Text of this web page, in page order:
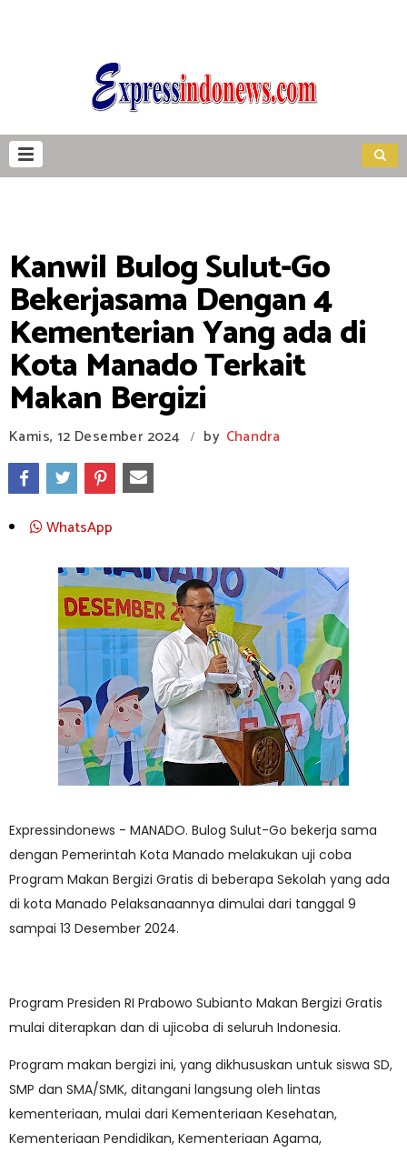
Kanwil Bulog Sulut-Go
Bekerjasama Dengan 4
Kementerian Yang ada di
Kota Manado Terkait
Makan Bergizi
Kamis, 12 Desember 2024 / by Chandra
WhatsApp
Expressindonews - MANADO. Bulog Sulut-Go bekerja sama
dengan Pemerintah Kota Manado melakukan uji coba
Program Makan Bergizi Gratis di beberapa Sekolah yang ada
di kota Manado Pelaksanaannya dimulai dari tanggal 9
sampai 13 Desember 2024.
Program Presiden RI Prabowo Subianto Makan Bergizi Gratis
mulai diterapkan dan di ujicoba di seluruh Indonesia.
Program makan bergizi ini, yang dikhususkan untuk siswa SD,
SMP dan SMA/SMK, ditangani langsung oleh lintas
kementeriaan, mulai dari Kementeriaan Kesehatan,
Kementeriaan Pendidikan, Kementeriaan Agama,